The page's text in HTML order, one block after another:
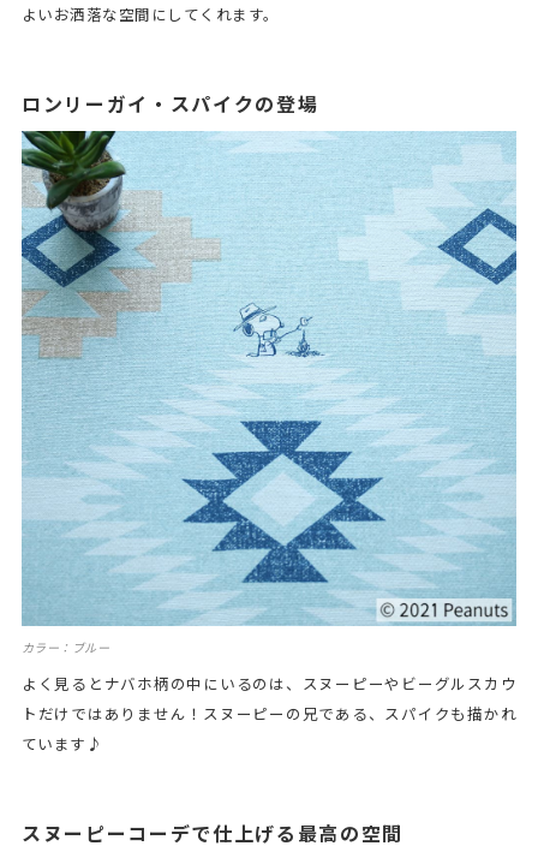
よいお洒落な空間にしてくれます。
ロンリーガイ・スパイクの登場
カラー：ブルー
よく見るとナバホ柄の中にいるのは、スヌーピーやビーグルスカウ
トだけではありません！スヌーピーの兄である、スパイクも描かれ
ています♪
スヌーピーコーデで仕上げる最高の空間